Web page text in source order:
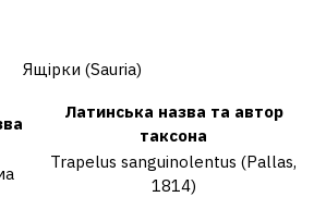
Ящірки (Sauria)
Латинська назва та автор
таксона
Trapelus sanguinolentus (Pallas,
1814)